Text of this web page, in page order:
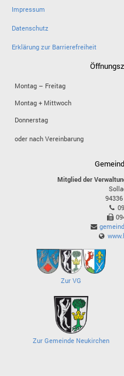
Impressum
Datenschutz
Erklärung zur Barrierefreiheit
Montag – Freitag
Montag + Mittwoch
Donnerstag
oder nach Vereinbarung
Mitglied der
94336
Zur VG
Zur Gemeinde Neukirchen